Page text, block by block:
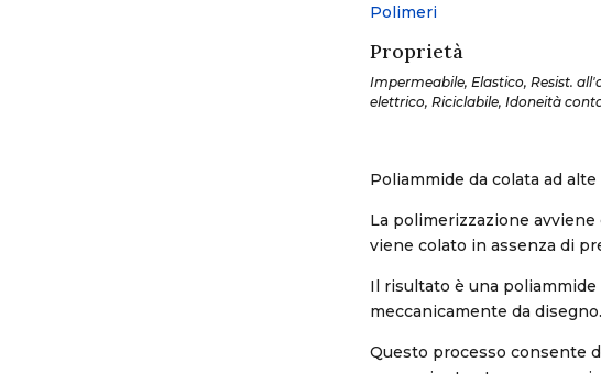
Polimeri
Proprietà
Impermeabile, Elastico, Resist.
elettrico, Riciclabile, Idoneità
Poliammide da colata ad
La polimerizzazione
viene colato in assenza di
Il risultato è una
meccanicamente da disegno.
Questo processo consente